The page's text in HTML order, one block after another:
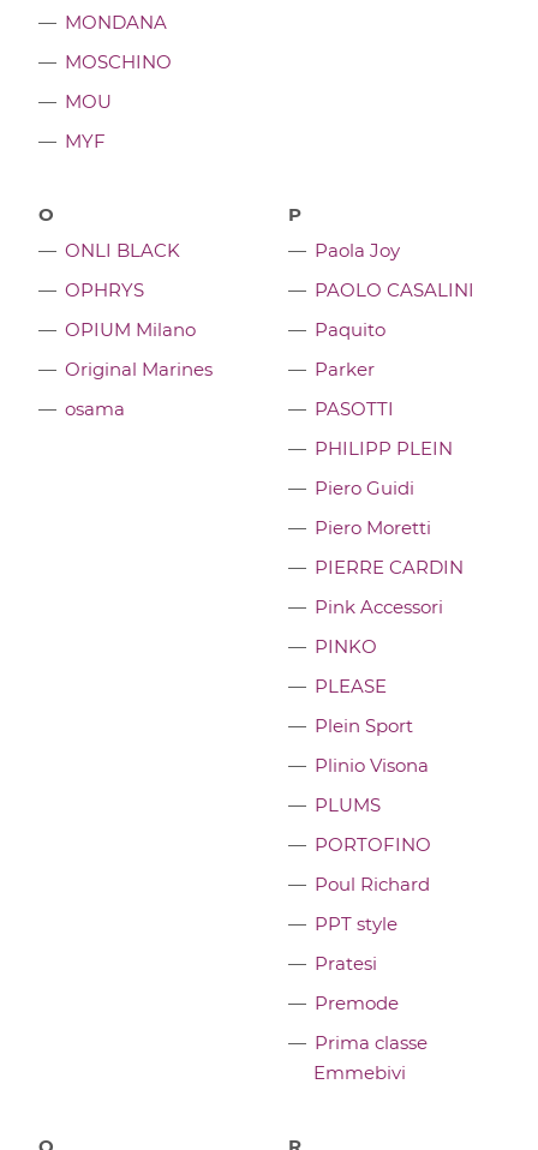
MONDANA
MOSCHINO
MOU
MYF
O
ONLI BLACK
OPHRYS
OPIUM Milano
Original Marines
osama
P
Paola Joy
PAOLO CASALINI
Paquito
Parker
PASOTTI
PHILIPP PLEIN
Piero Guidi
Piero Moretti
PIERRE CARDIN
Pink Accessori
PINKO
PLEASE
Plein Sport
Plinio Visona
PLUMS
PORTOFINO
Poul Richard
PPT style
Pratesi
Premode
Prima classe
Emmebivi